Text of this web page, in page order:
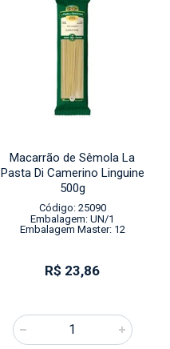
Macarrão de Sêmola La
Pasta Di Camerino Linguine
500g
Código: 25090
Embalagem: UN/1
Embalagem Master: 12
R$ 23,86